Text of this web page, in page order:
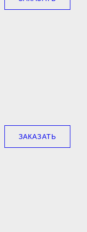
ЗАКАЗАТЬ